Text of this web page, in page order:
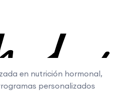
en nutrición hormonal,
personalizados